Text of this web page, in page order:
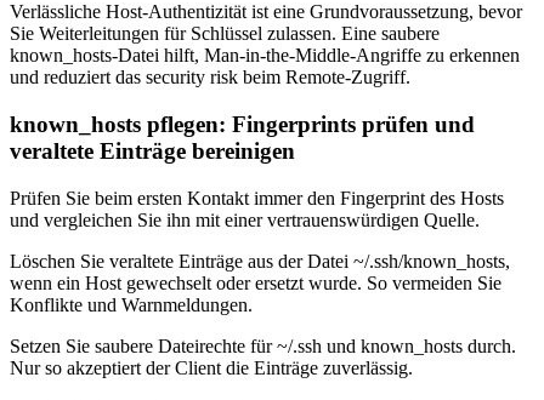
Verlässliche Host-Authentizität ist eine Grundvoraussetzung, bevor
Sie Weiterleitungen für Schlüssel zulassen. Eine saubere
known_hosts-Datei hilft, Man‑in‑the‑Middle‑Angriffe zu erkennen
und reduziert das security risk beim Remote‑Zugriff.
known_hosts pflegen: Fingerprints prüfen und
veraltete Einträge bereinigen
Prüfen Sie beim ersten Kontakt immer den Fingerprint des Hosts
und vergleichen Sie ihn mit einer vertrauenswürdigen Quelle.
Löschen Sie veraltete Einträge aus der Datei ~/.ssh/known_hosts,
wenn ein Host gewechselt oder ersetzt wurde. So vermeiden Sie
Konflikte und Warnmeldungen.
Setzen Sie saubere Dateirechte für ~/.ssh und known_hosts durch.
Nur so akzeptiert der Client die Einträge zuverlässig.